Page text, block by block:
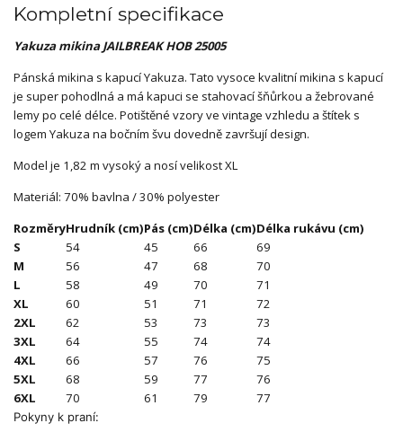
Kompletní specifikace
Yakuza mikina JAILBREAKHOB 25005
Pánská mikina s kapucí Yakuza. Tato vysoce kvalitní mikina s kapucí
je super pohodlná a má kapuci se stahovací šňůrkou a žebrované
lemy po celé délce. Potištěné vzory ve vintage vzhledu a štítek s
logem Yakuza na bočním švu dovedně završují design.
Model je 1,82 m vysoký a nosí velikost XL
Materiál: 70% bavlna / 30% polyester
RozměryHrudník (cm)Pás (cm)Délka (cm)Délka rukávu (cm)
S
54 45 66
69
M
56 47 68
70
L
58 49 70
71
XL
60 51 71
72
2XL
62 53 73
73
3XL
64 55 74
74
4XL
66 57 76
75
5XL
68 59 77
76
6XL
70 61 79 77
Pokyny k praní: